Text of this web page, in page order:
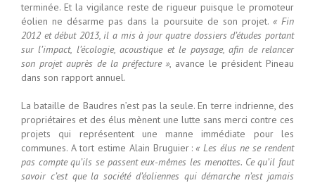
terminée. Et la vigilance reste de rigueur puisque le promoteur
éolien ne désarme pas dans la poursuite de son projet. « Fin
2012 et début 2013, il a mis à jour quatre dossiers d’études portant
sur l’impact, l’écologie, acoustique et le paysage, afin de relancer
son projet auprès de la préfecture », avance le président Pineau
dans son rapport annuel.
La bataille de Baudres n’est pas la seule. En terre indrienne, des
propriétaires et des élus mènent une lutte sans merci contre ces
projets qui représentent une manne immédiate pour les
communes. A tort estime Alain Bruguier :« Les élus ne se rendent
pas compte qu’ils se passent eux-mêmes les menottes. Ce qu’il faut
savoir c’est que la société d’éoliennes qui démarche n’est jamais